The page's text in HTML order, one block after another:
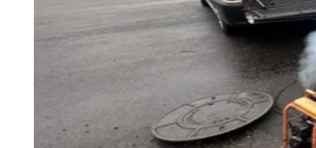
Anuncie no Portal
Verificar Empresa Novo
Anunciar Vagas
UFC
Tênis (ATP)